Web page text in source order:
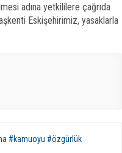
adına yetkililere çağrıda
Eskişehirimiz, yasaklarla
#kamuoyu #özgürlük